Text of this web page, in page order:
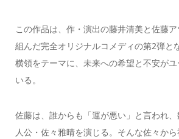
この作品は、作・演出の藤井清美と佐藤
組んだ完全オリジナルコメディの第2弾と
横領をテーマに、未来への希望と不安が
いる。
佐藤は、誰からも「運が悪い」と言われ
人公・佐々雅晴を演じる。そんな佐々か